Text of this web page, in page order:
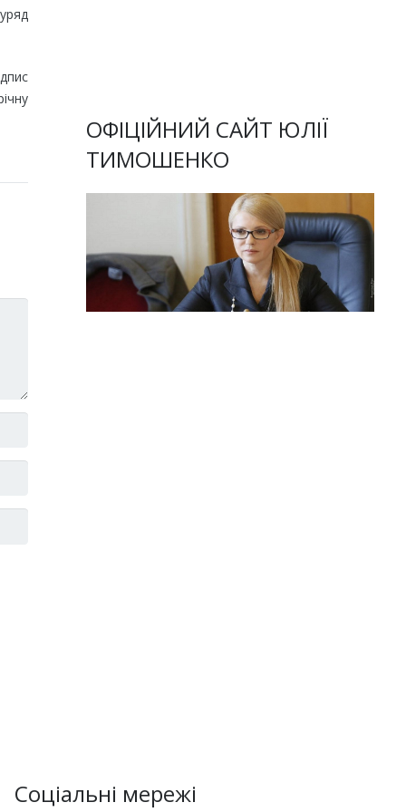
ОФІЦІЙНИЙ САЙТ ЮЛІЇ
ТИМОШЕНКО
Соціальні мережі